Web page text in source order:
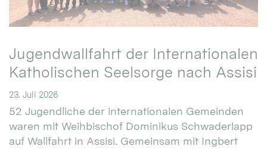
Jugendwallfahrt der Internationalen
Katholischen Seelsorge nach Assisi
23. Juli 2026
52 Jugendliche der internationalen Gemeinden
waren mit Weihbischof Dominikus Schwaderlapp
auf Wallfahrt in Assisi. Gemeinsam mit Ingbert